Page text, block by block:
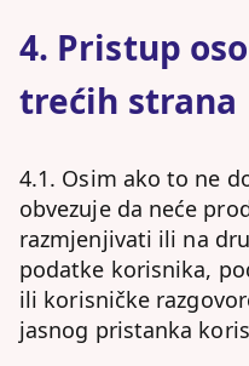
4. Pristup
trećih strana
4.1. Osim ako to ne
obvezuje da neće
razmjenjivati ili na
podatke korisnika,
ili korisničke
jasnog pristanka